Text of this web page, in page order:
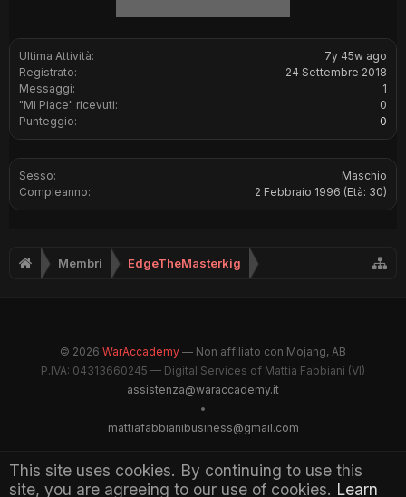
This site uses cookies. By continuing to use this
site, you are agreeing to our use of cookies. Learn
Ultima Attività:
7y 45w ago
Registrato:
24 Settembre 2018
Messaggi:
1
"Mi Piace" ricevuti:
0
Punteggio:
0
Sesso:
Maschio
Compleanno:
2 Febbraio 1996 (Età: 30)
Membri EdgeTheMasterkig
© 2026 WarAccademy — Non affiliato con Mojang, AB
P.IVA: 04313660245 — Digital Services of Mattia Fabbiani (VI)
assistenza@waraccademy.it
•
mattiafabbianibusiness@gmail.com
@GhostFabbyz
Maintained by WarAccademy Administrators